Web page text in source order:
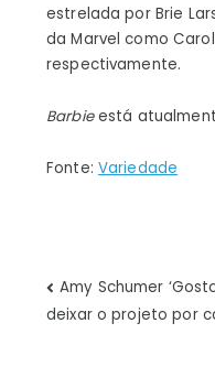
estrelada por Brie
da Marvel como
respectivamente.
Barbieestá
Fonte: Variedade
Amy Schumer
deixar o projeto por